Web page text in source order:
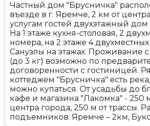
Частный дом "Брусничка"
въезде в г. Яремче, 2 км от
услугам гостей двухэтажный
На 1 этаже кухня-столовая, 2
номера, на 2 этаже 4
Санузлы на этажах. Проживание
(до 3 кг) возможно по
договоренности с гостиницей.
коттеджем "Брусничка" есть
можно купаться. От усадьбы до
кафе и магазина "Лакомка" - 250
центра города, 250 м от трассы.
подъемников: Яремче – 2км,